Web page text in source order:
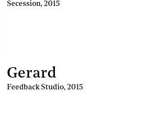
Secession,2015
Gerard
Feedback Studio,2015